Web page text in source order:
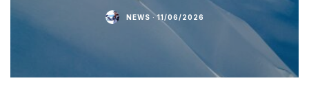
NEWS · 11/06/2026